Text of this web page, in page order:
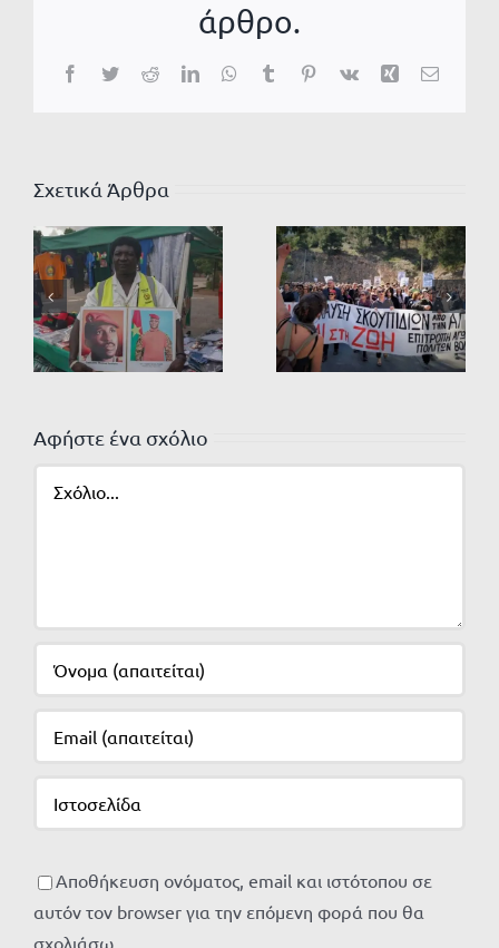
άρθρο.
Facebook
TwitterRedditLinkedInWhatsApp
TumblrPinterest
Vk Xing Email
Σχετικά Άρθρα
Αφήστε ένα σχόλιο
Αποθήκευση ονόματος, email και ιστότοπου σε
αυτόν τον browser για την επόμενη φορά που θα
σχολιάσω.